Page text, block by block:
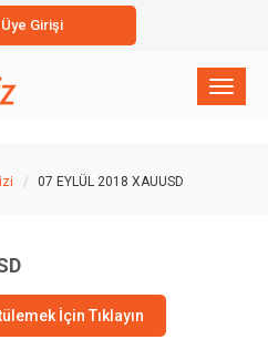
Girişi
×
07 EYLÜL 2018 XAUUSD
İçin Tıklayın